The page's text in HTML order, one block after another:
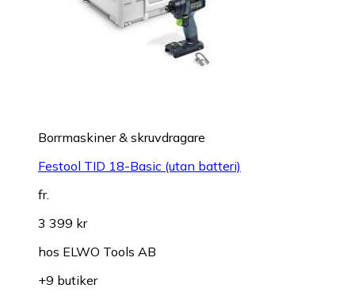
Borrmaskiner & skruvdragare
Festool TID 18-Basic (utan batteri)
fr.
3 399 kr
hos ELWO Tools AB
+9 butiker